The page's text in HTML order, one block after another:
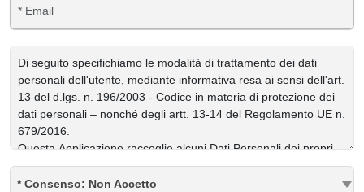
* Consenso: Non Accetto